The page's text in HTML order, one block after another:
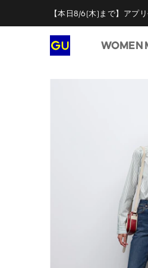
【本日8/6(木)まで】アプ
WOMEN